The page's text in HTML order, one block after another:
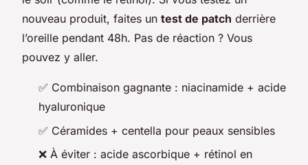
nouveau produit, faites un test de patch derrière
l’oreille pendant 48h. Pas de réaction ? Vous
pouvez y aller.
✅ Combinaison gagnante : niacinamide + acide
hyaluronique
✅ Céramides + centella pour peaux sensibles
❌ À éviter : acide ascorbique + rétinol en